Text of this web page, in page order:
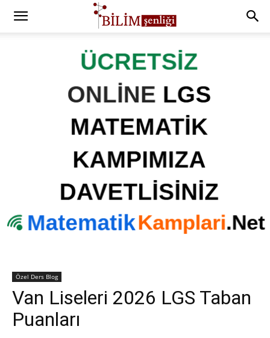
Özel Ders Blog
Van Liseleri 2026 LGS Taban
Puanları